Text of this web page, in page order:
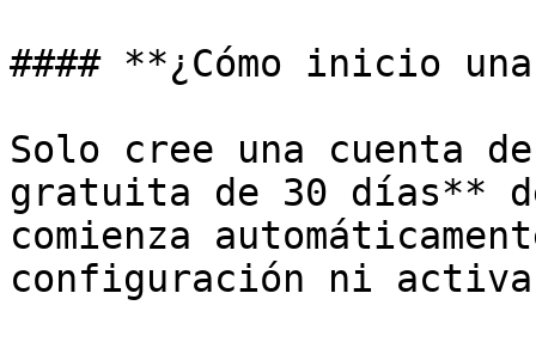
#### **¿Cómo inicio
Solo cree una cuenta
gratuita de 30 días**
comienza
configuración ni